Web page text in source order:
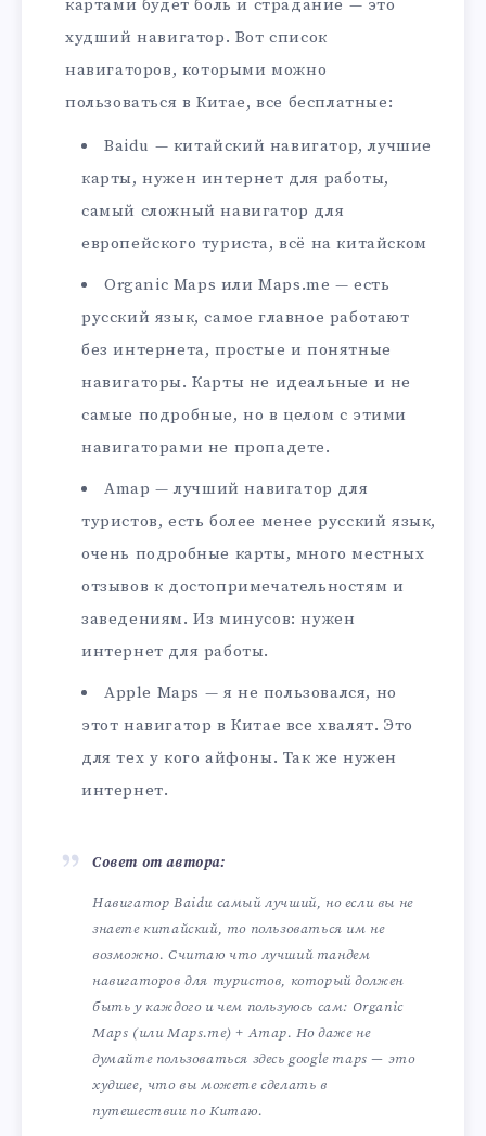
картами будет боль и страдание — это
худший навигатор. Вот список
навигаторов, которыми можно
пользоваться в Китае, все бесплатные:
Baidu — китайский навигатор, лучшие
карты, нужен интернет для работы,
самый сложный навигатор для
европейского туриста, всё на китайском
Organic Maps или Maps.me — есть
русский язык, самое главное работают
без интернета, простые и понятные
навигаторы. Карты не идеальные и не
самые подробные, но в целом с этими
навигаторами не пропадете.
Amap — лучший навигатор для
туристов, есть более менее русский язык,
очень подробные карты, много местных
отзывов к достопримечательностям и
заведениям. Из минусов: нужен
интернет для работы.
Apple Maps — я не пользовался, но
этот навигатор в Китае все хвалят. Это
для тех у кого айфоны. Так же нужен
интернет.
Совет от автора:
Навигатор Baidu самый лучший, но если вы не
знаете китайский, то пользоваться им не
возможно. Считаю что лучший тандем
навигаторов для туристов, который должен
быть у каждого и чем пользуюсь сам: Organic
Maps (или Maps.me) + Amap. Но даже не
думайте пользоваться здесь google maps — это
худшее, что вы можете сделать в
путешествии по Китаю.